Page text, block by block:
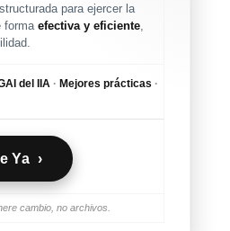
para ejercer la
forma efectiva y eficiente
del IIA · Mejores prácticas ·
Ya ›
cambio, no archivos.